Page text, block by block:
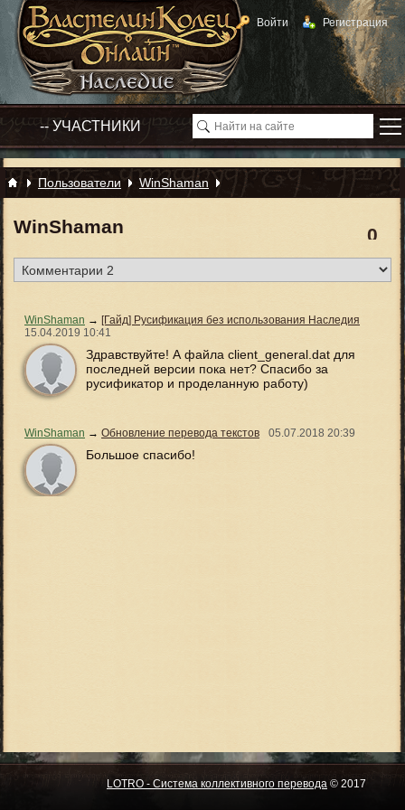
Войти Регистрация
Пользователи WinShaman
0
WinShaman
WinShaman → [Гайд] Русификация без использования Наследия
15.04.2019 10:41
Здравствуйте! А файла client_general.dat для
последней версии пока нет? Спасибо за
русификатор и проделанную работу)
WinShaman → Обновление перевода текстов 05.07.2018 20:39
Большое спасибо!
LOTRO - Система коллективного перевода © 2017